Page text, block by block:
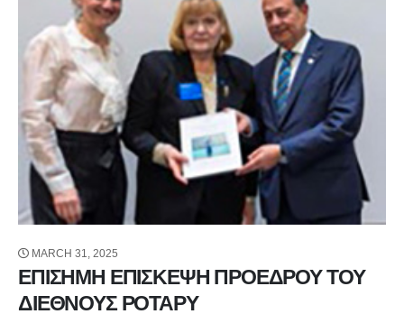
MARCH 31, 2025
ΕΠΙΣΗΜH ΕΠΙΣΚΕΨH ΠΡΟΕΔΡΟΥ ΤΟΥ
ΔΙΕΘΝΟΥΣ ΡΟΤΑΡΥ